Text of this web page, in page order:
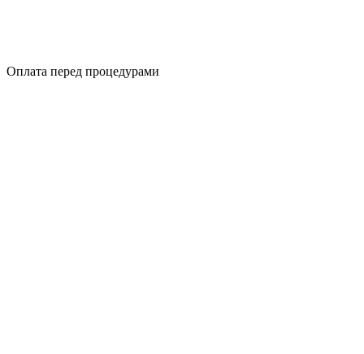
Оплата перед процедурами